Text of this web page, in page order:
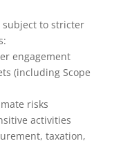
subject to stricter
engagement
(including Scope
risks
activities
taxation,